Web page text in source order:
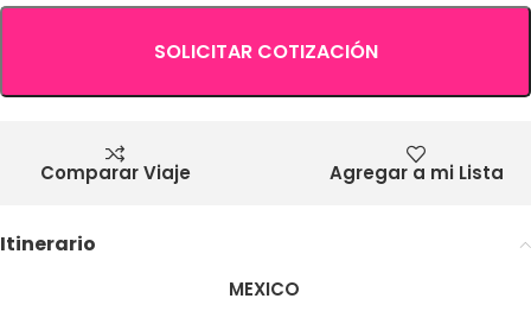
SOLICITAR COTIZACIÓN
Comparar Viaje Agregar a mi Lista
Itinerario
MEXICO